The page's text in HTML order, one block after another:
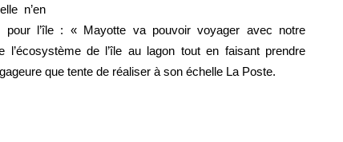
n’en
l’île : « Mayotte va pouvoir voyager avec notre
de l’île au lagon tout en faisant prendre
que tente de réaliser à son échelle La Poste.